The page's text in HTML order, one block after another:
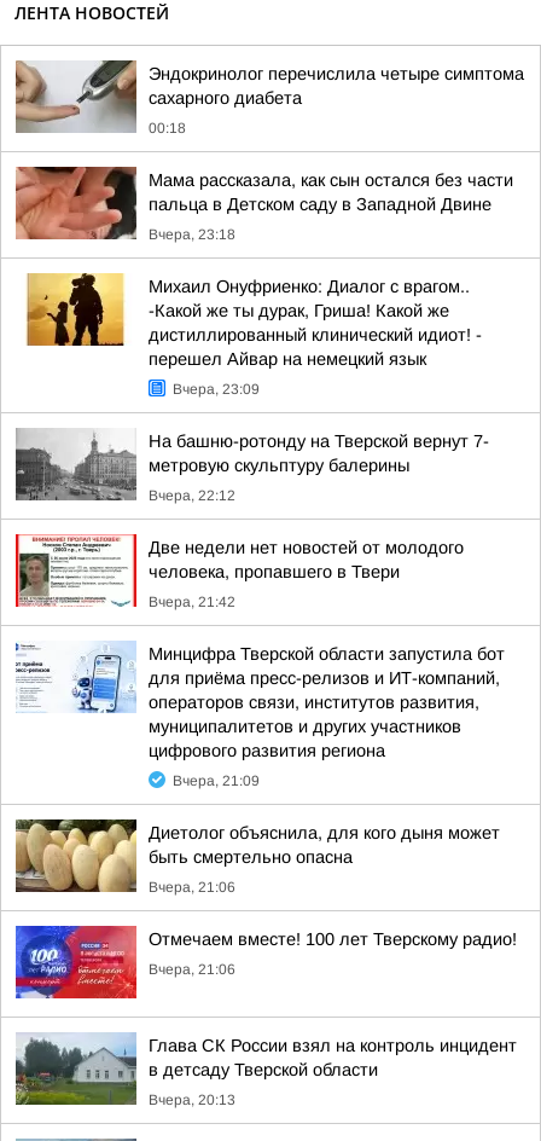
ЛЕНТА НОВОСТЕЙ
Эндокринолог перечислила четыре симптома
сахарного диабета
00:18
Мама рассказала, как сын остался без части
пальца в Детском саду в Западной Двине
Вчера, 23:18
Михаил Онуфриенко: Диалог с врагом..
-Какой же ты дурак, Гриша! Какой же
дистиллированный клинический идиот! -
перешел Айвар на немецкий язык
Вчера, 23:09
На башню-ротонду на Тверской вернут 7-
метровую скульптуру балерины
Вчера, 22:12
Две недели нет новостей от молодого
человека, пропавшего в Твери
Вчера, 21:42
Минцифра Тверской области запустила бот
для приёма пресс-релизов и ИТ-компаний,
операторов связи, институтов развития,
муниципалитетов и других участников
цифрового развития региона
Вчера, 21:09
Диетолог объяснила, для кого дыня может
быть смертельно опасна
Вчера, 21:06
Отмечаем вместе! 100 лет Тверскому радио!
Вчера, 21:06
Глава СК России взял на контроль инцидент
в детсаду Тверской области
Вчера, 20:13